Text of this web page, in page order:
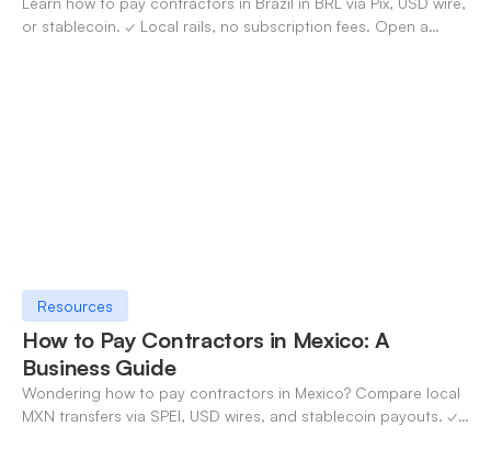
or stablecoin. ✓ Local rails, no subscription fees. Open a
Resources
How to Pay Contractors in Mexico: A
Business Guide
Wondering how to pay contractors in Mexico? Compare local
MXN transfers via SPEI, USD wires, and stablecoin payouts. ✓